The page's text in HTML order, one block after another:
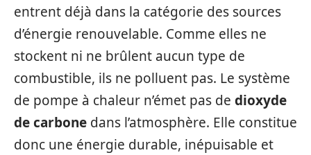
entrent déjà dans la catégorie des sources
d’énergie renouvelable. Comme elles ne
stockent ni ne brûlent aucun type de
combustible, ils ne polluent pas. Le système
de pompe à chaleur n’émet pas de dioxyde
de carbone dans l’atmosphère. Elle constitue
donc une énergie durable, inépuisable et